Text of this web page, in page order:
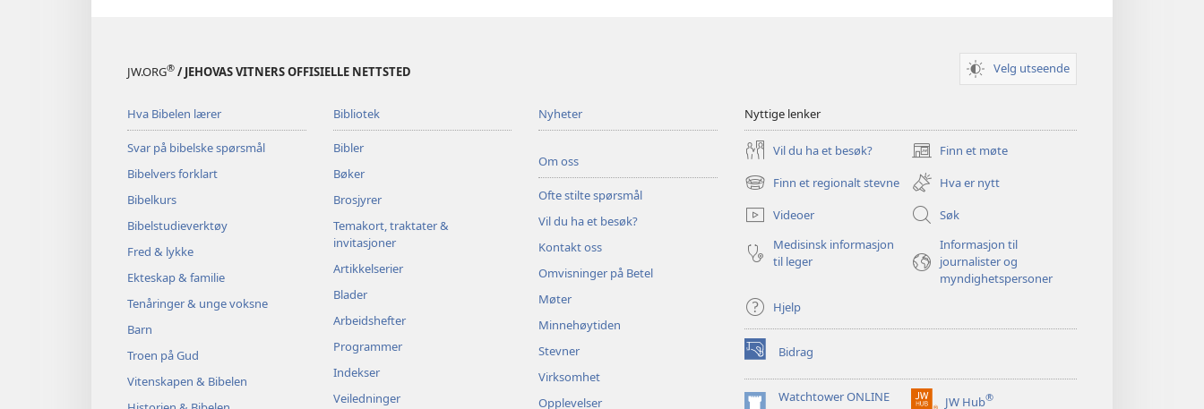
JW.ORG® / JEHOVAS VITNERS OFFISIELLE NETTSTED Velg utseende
Hva Bibelen lærer
Svar på bibelske spørsmål
Bibelvers forklart
Bibelkurs
Bibelstudieverktøy
Fred & lykke
Ekteskap & familie
Tenåringer & unge voksne
Barn
Troen på Gud
Vitenskapen & Bibelen
Bibliotek
Bibler
Bøker
Brosjyrer
Temakort, traktater &
invitasjoner
Artikkelserier
Blader
Arbeidshefter
Programmer
Indekser
Veiledninger
Nyheter
Om oss
Ofte stilte spørsmål
Vil du ha et besøk?
Kontakt oss
Omvisninger på Betel
Møter
Minnehøytiden
Stevner
Virksomhet
Opplevelser
Nyttige lenker
Vil du ha et besøk? Finn et møte
(åpner
nytt
vindu)
Finn et regionalt stevne
(åpner
nytt
vindu)
Hva er nytt
Videoer
Søk
Medisinsk informasjon
til leger
Informasjon til
journalister og
myndighetspersoner
Hjelp
Bidrag
(åpner
nytt
vindu) Watchtower ONLINE
JW Hub®